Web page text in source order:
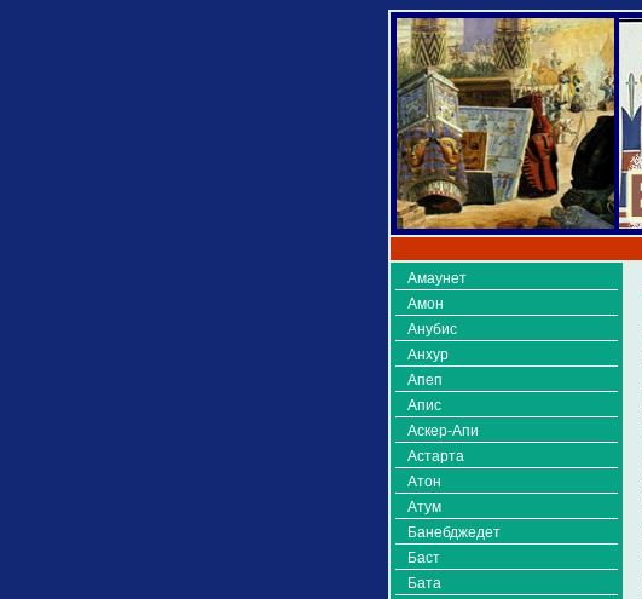
Амаунет
Амон
Анубис
Анхур
Апеп
Апис
Аскер-Апи
Астарта
Атон
Атум
Банебджедет
Баст
Бата